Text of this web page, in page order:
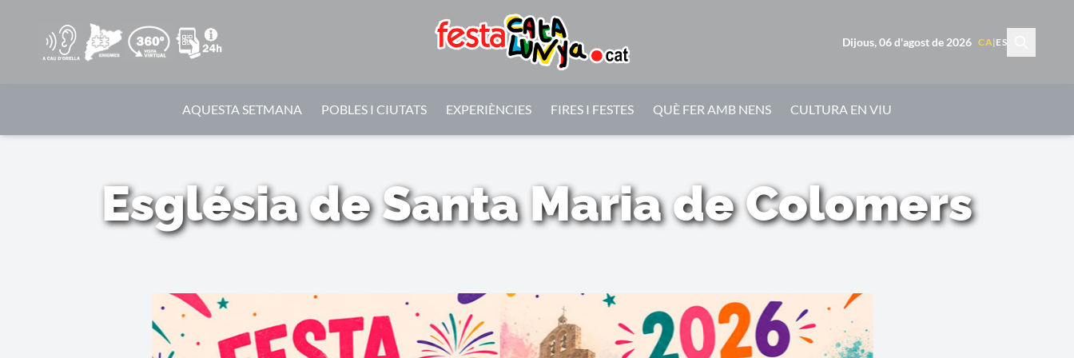
Dijous, 06 d'agost de 2026 CA| ES
AQUESTA SETMANA POBLES I CIUTATS EXPERIÈNCIES FIRES I FESTES QUÈ FER AMB NENS CULTURA EN VIU
Església de Santa Maria de Colomers